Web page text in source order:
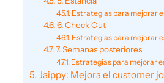
Estrategias para mejorar
6. Check Out
Estrategias para mejorar
7. Semanas posteriores
Estrategias para mejorar
Jaippy: Mejora el customer